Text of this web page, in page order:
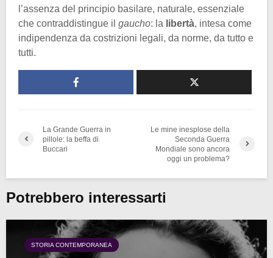
l’assenza del principio basilare, naturale, essenziale
che contraddistingue il gaucho: la libertà, intesa come
indipendenza da costrizioni legali, da norme, da tutto e
tutti.
La Grande Guerra in
pillole: la beffa di
Buccari
Le mine inesplose della
Seconda Guerra
Mondiale sono ancora
oggi un problema?
Potrebbero interessarti
STORIA CONTEMPORANEA